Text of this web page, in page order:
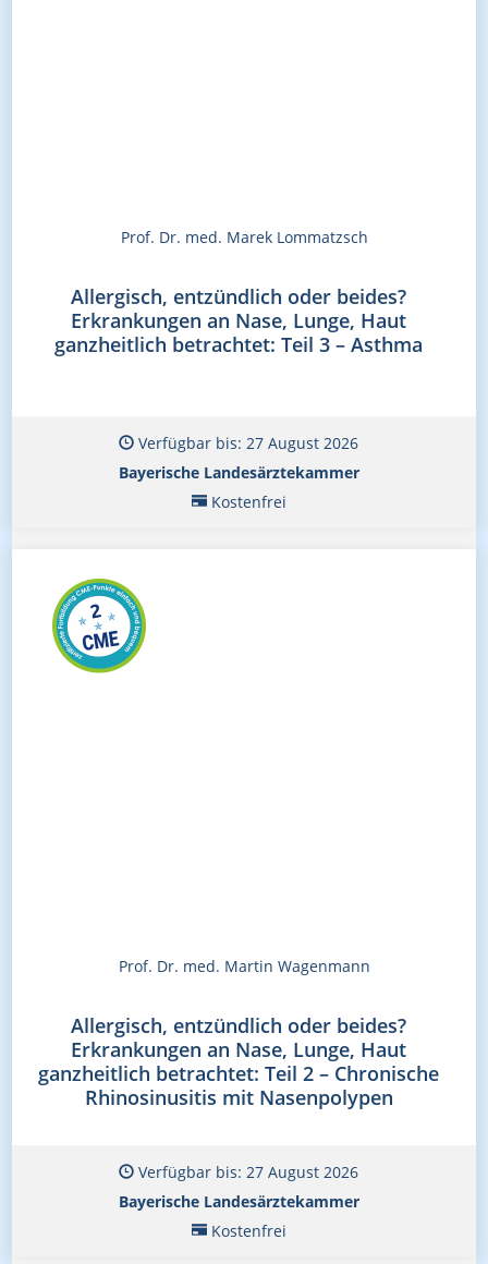
Prof. Dr. med. Marek Lommatzsch
Allergisch, entzündlich oder beides?
Erkrankungen an Nase, Lunge, Haut
ganzheitlich betrachtet: Teil 3 – Asthma
Verfügbar bis: 27 August 2026
Bayerische Landesärztekammer
Kostenfrei
Prof. Dr. med. Martin Wagenmann
Allergisch, entzündlich oder beides?
Erkrankungen an Nase, Lunge, Haut
ganzheitlich betrachtet: Teil 2 – Chronische
Rhinosinusitis mit Nasenpolypen
Verfügbar bis: 27 August 2026
Bayerische Landesärztekammer
Kostenfrei